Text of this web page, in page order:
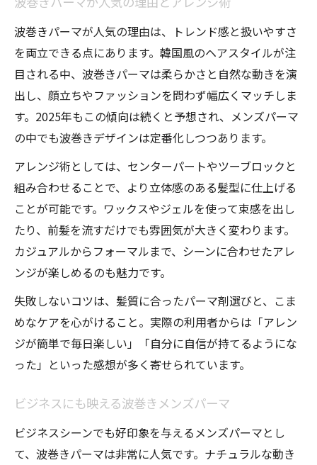
波巻きパーマが人気の理由とアレンジ術
波巻きパーマが人気の理由は、トレンド感と扱いやすさ
を両立できる点にあります。韓国風のヘアスタイルが注
目される中、波巻きパーマは柔らかさと自然な動きを演
出し、顔立ちやファッションを問わず幅広くマッチしま
す。2025年もこの傾向は続くと予想され、メンズパーマ
の中でも波巻きデザインは定番化しつつあります。
アレンジ術としては、センターパートやツーブロックと
組み合わせることで、より立体感のある髪型に仕上げる
ことが可能です。ワックスやジェルを使って束感を出し
たり、前髪を流すだけでも雰囲気が大きく変わります。
カジュアルからフォーマルまで、シーンに合わせたアレ
ンジが楽しめるのも魅力です。
失敗しないコツは、髪質に合ったパーマ剤選びと、こま
めなケアを心がけること。実際の利用者からは「アレン
ジが簡単で毎日楽しい」「自分に自信が持てるようにな
った」といった感想が多く寄せられています。
ビジネスにも映える波巻きメンズパーマ
ビジネスシーンでも好印象を与えるメンズパーマとし
て、波巻きパーマは非常に人気です。ナチュラルな動き